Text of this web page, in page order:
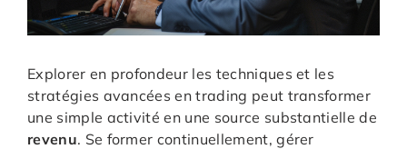
Explorer en profondeur les techniques et les
stratégies avancées en trading peut transformer
une simple activité en une source substantielle de
revenu. Se former continuellement, gérer